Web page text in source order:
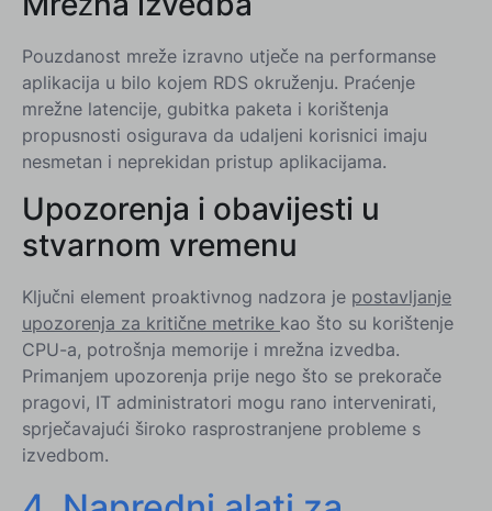
Pouzdanost mreže izravno utječe na performanse
aplikacija u bilo kojem RDS okruženju. Praćenje
mrežne latencije, gubitka paketa i korištenja
propusnosti osigurava da udaljeni korisnici imaju
nesmetan i neprekidan pristup aplikacijama.
Upozorenja i obavijesti u
stvarnom vremenu
Ključni element proaktivnog nadzora je postavljanje
upozorenja za kritične metrike kao što su korištenje
CPU-a, potrošnja memorije i mrežna izvedba.
Primanjem upozorenja prije nego što se prekorače
pragovi, IT administratori mogu rano intervenirati,
sprječavajući široko rasprostranjene probleme s
izvedbom.